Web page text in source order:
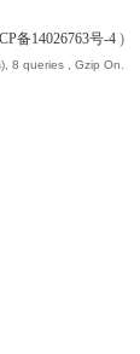
备14026763号-4)
8 queries , Gzip On.